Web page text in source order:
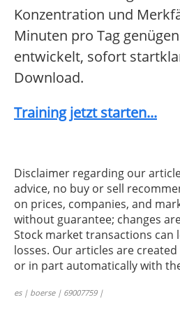
Konzentration und
Minuten pro Tag
entwickelt, sofort
Download.
Training jetzt starten...
Disclaimer regarding our
advice, no buy or sell
on prices, companies, and
without guarantee; changes
Stock market transactions can
losses. Our articles are
or in part automatically with
es | boerse | 69007759 |